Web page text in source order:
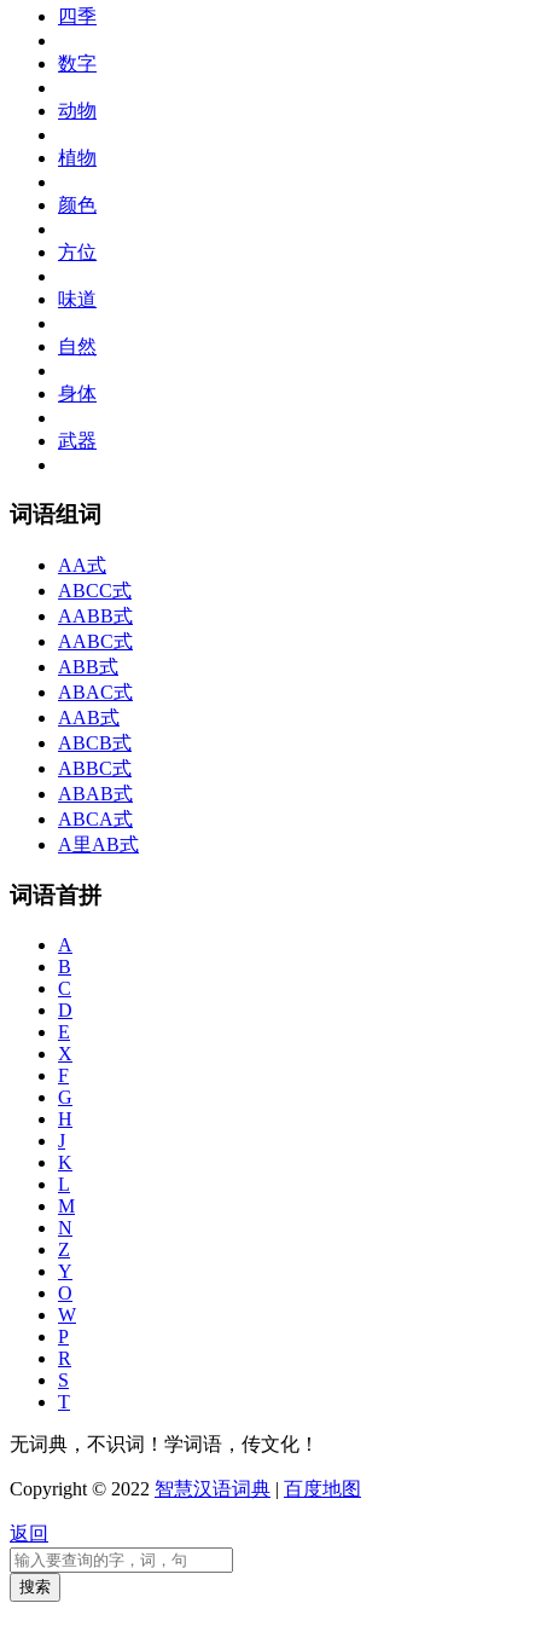
四季
数字
动物
植物
颜色
方位
味道
自然
身体
武器
词语组词
AA式
ABCC式
AABB式
AABC式
ABB式
ABAC式
AAB式
ABCB式
ABBC式
ABAB式
ABCA式
A里AB式
词语首拼
A
B
C
D
E
X
F
G
H
J
K
L
M
N
Z
Y
O
W
P
R
S
T
无词典，不识词！学词语，传文化！
Copyright © 2022 智慧汉语词典 | 百度地图
返回